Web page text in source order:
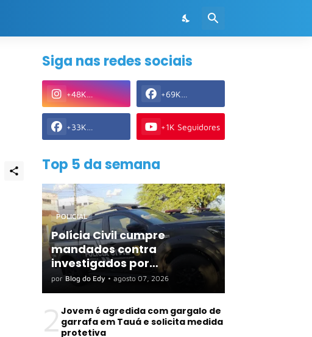
Siga nas redes sociais
+48K
Seguidores
+69K
Seguidores
+33K
Seguidores
+1K Seguidores
Top 5 da semana
POLICIAL
Polícia Civil cumpre
mandados contra
investigados por
organização criminosa em
Tauá e outras cidades
por Blog do Edy • agosto 07, 2026
2 Jovem é agredida com gargalo de
garrafa em Tauá e solicita medida
protetiva